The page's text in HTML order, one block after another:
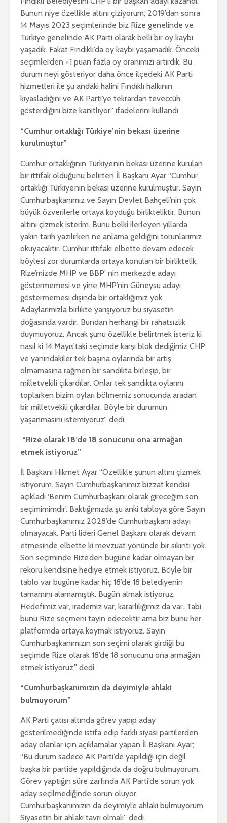
Bunun niye özellikle altını çiziyorum; 2019’dan sonra
14 Mayıs 2023 seçimlerinde biz Rize genelinde ve
Türkiye genelinde AK Parti olarak belli bir oy kaybı
yaşadık. Fakat Fındıklı’da oy kaybı yaşamadık. Önceki
seçimlerden +1 puan fazla oy oranımızı artırdık. Bu
durum neyi gösteriyor daha önce ilçedeki AK Parti
hizmetleri ile şu andaki halini Fındıklı halkının
kıyasladığını ve AK Parti’ye tekrardan teveccüh
gösterdiğini bize kanıtlıyor” ifadelerini kullandı.
“Cumhur ortaklığı Türkiye’nin bekası üzerine
kurulmuştur”
Cumhur ortaklığının Türkiye’nin bekası üzerine kurulan
bir ittifak olduğunu belirten İl Başkanı Ayar “Cumhur
ortaklığı Türkiye’nin bekası üzerine kurulmuştur. Sayın
Cumhurbaşkanımız ve Sayın Devlet Bahçeli’nin çok
büyük özverilerle ortaya koyduğu birlikteliktir. Bunun
altını çizmek isterim. Bunu belki ilerleyen yıllarda
yakın tarih yazılırken ne anlama geldiğini torunlarımız
okuyacaktır. Cumhur ittifakı elbette devam edecek
böylesi zor durumlarda ortaya konulan bir birliktelik.
Rize’mizde MHP ve BBP’ nin merkezde adayı
göstermemesi ve yine MHP’nin Güneysu adayı
göstermemesi dışında bir ortaklığımız yok.
Adaylarımızla birlikte yarışıyoruz bu siyasetin
doğasında vardır. Bundan herhangi bir rahatsızlık
duymuyoruz. Ancak şunu özellikle belirtmek isteriz ki
nasıl ki 14 Mayıs’taki seçimde karşı blok dediğimiz CHP
ve yanındakiler tek başına oylarında bir artış
olmamasına rağmen bir sandıkta birleşip, bir
milletvekili çıkardılar. Onlar tek sandıkta oylarını
toplarken bizim oyları bölmemiz sonucunda aradan
bir milletvekili çıkardılar. Böyle bir durumun
yaşanmasını istemiyoruz” dedi.
“Rize olarak 18’de 18 sonucunu ona armağan
etmek istiyoruz”
İl Başkanı Hikmet Ayar “Özellikle şunun altını çizmek
istiyorum. Sayın Cumhurbaşkanımız bizzat kendisi
açıkladı ‘Benim Cumhurbaşkanı olarak gireceğim son
seçimimimdir’. Baktığımızda şu anki tabloya göre Sayın
Cumhurbaşkanımız 2028’de Cumhurbaşkanı adayı
olmayacak. Parti lideri Genel Başkanı olarak devam
etmesinde elbette ki mevzuat yönünde bir sıkıntı yok.
Son seçiminde Rize’den bugüne kadar olmayan bir
rekoru kendisine hediye etmek istiyoruz. Böyle bir
tablo var bugüne kadar hiç 18’de 18 belediyenin
tamamını alamamıştık. Bugün almak istiyoruz.
Hedefimiz var, irademiz var, kararlılığımız da var. Tabi
bunu Rize seçmeni tayin edecektir ama biz bunu her
platformda ortaya koymak istiyoruz. Sayın
Cumhurbaşkanımızın son seçimi olarak girdiği bu
seçimde Rize olarak 18’de 18 sonucunu ona armağan
etmek istiyoruz.” dedi.
“Cumhurbaşkanımızın da deyimiyle ahlaki
bulmuyorum”
AK Parti çatısı altında görev yapıp aday
gösterilmediğinde istifa edip farklı siyasi partilerden
aday olanlar için açıklamalar yapan İl Başkanı Ayar;
“Bu durum sadece AK Parti’de yapıldığı için değil
başka bir partide yapıldığında da doğru bulmuyorum.
Görev yaptığın süre zarfında AK Parti’de sorun yok
aday seçilmediğinde sorun oluyor.
Cumhurbaşkanımızın da deyimiyle ahlaki bulmuyorum.
Siyasetin bir ahlaki tavrı olmalı” dedi.